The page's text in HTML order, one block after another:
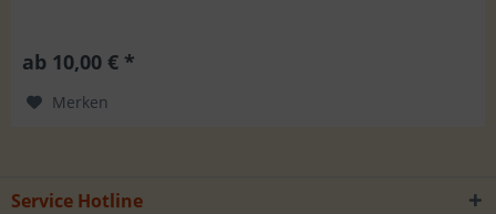
ab 10,00 € *
Merken
Service Hotline